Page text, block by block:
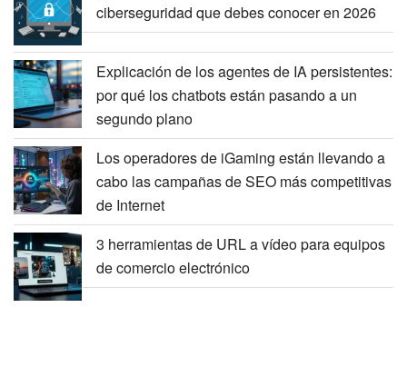
ciberseguridad que debes conocer en 2026
Explicación de los agentes de IA persistentes:
por qué los chatbots están pasando a un
segundo plano
Los operadores de iGaming están llevando a
cabo las campañas de SEO más competitivas
de Internet
3 herramientas de URL a vídeo para equipos
de comercio electrónico